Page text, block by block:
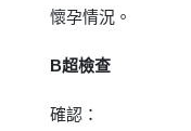
懷孕情況。
B超檢查
確認：